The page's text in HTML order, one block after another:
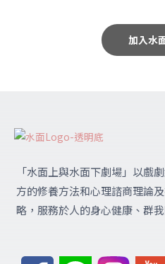
加入水
「水面上與水面下劇場」 以戲
方的修養方法和心理諮商理論
略，服務於人的身心健康、群